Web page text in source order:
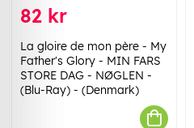
82 kr
La gloire de mon père - My
Father's Glory - MIN FARS
STORE DAG - NØGLEN -
(Blu-Ray) - (Denmark)